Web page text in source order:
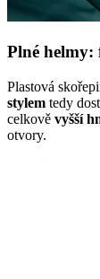
Plné helmy:
Plastová
stylem tedy
celkově vyšší
otvory.